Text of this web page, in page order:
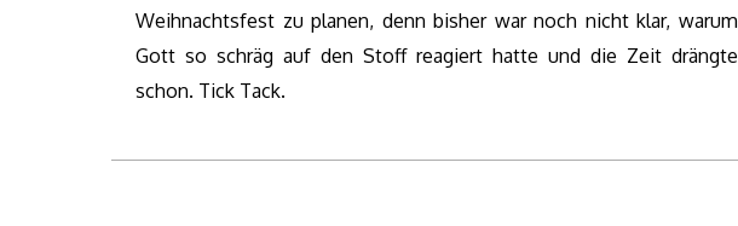
Weihnachtsfest zu planen, denn bisher war noch nicht klar, warum
Gott so schräg auf den Stoff reagiert hatte und die Zeit drängte
schon. Tick Tack.